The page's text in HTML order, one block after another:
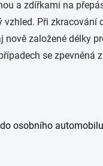
a zdířkami na
Při zkracování
založené délky
se zpevněná
osobního